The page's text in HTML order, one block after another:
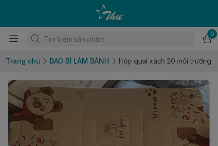
0
Trang chủ BAO BÌ LÀM BÁNH Hộp quai xách 20 môi trường